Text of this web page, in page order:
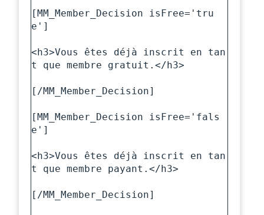
[MM_Member_Decision isFree='tru
e']
<h3>Vous êtes déjà inscrit en tan
t que membre gratuit.</h3>
[/MM_Member_Decision]
[MM_Member_Decision isFree='fals
e']
<h3>Vous êtes déjà inscrit en tan
t que membre payant.</h3>
[/MM_Member_Decision]